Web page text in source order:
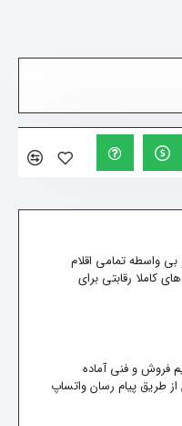
واسطه تمامی اقلام
کاملا رقابتی برای
فروش و فنی آماده
طریق پیام رسان واتساپ